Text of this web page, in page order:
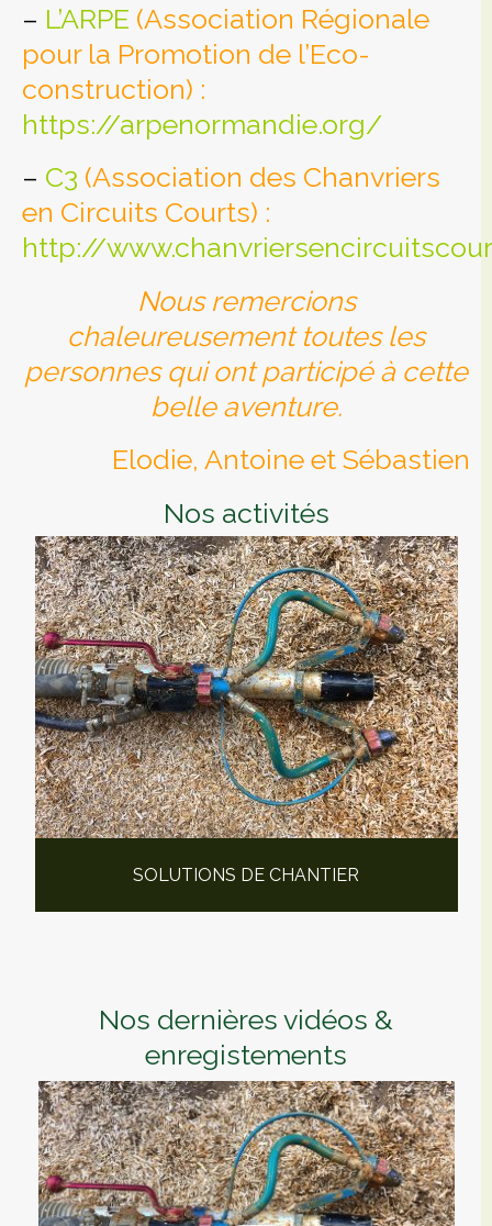
– L’ARPE (Association Régionale
pour la Promotion de l’Eco-
construction) :
https://arpenormandie.org/
– C3 (Association des Chanvriers
en Circuits Courts) :
http://
Nous remercions
chaleureusement toutes les
personnes qui ont participé à cette
belle aventure.
Elodie, Antoine et Sébastien
Nos activités
SOLUTIONS DE CHANTIER
Nos dernières vidéos &
enregistements